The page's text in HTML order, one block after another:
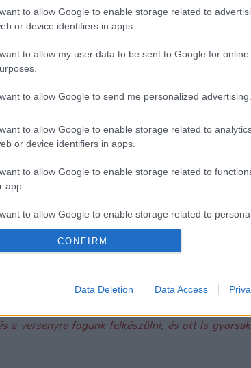
to allow Google to enable storage related to
or device identifiers in apps.
to allow my user data to be sent to Google for
to allow Google to send me personalized advertising.
to allow Google to enable storage related to
or device identifiers in apps.
to allow Google to enable storage related to
app.
to allow Google to enable storage related to
I want to allow Google to enable storage related to security,
functionality and fraud prevention, and
CONFIRM
Data Deletion Data Access
még kevés. A gyári csapatnak és a
Bastianini előttük.
alá is bemehetett volna, ha az utolsó kanyart
jól össze tudott rakni egy „időmérős kört”,
újonc Fabio Di Giannantonio szintén jól
zárva a tesztet. A vasárnap délutáni eső
ülni. Tegnap és ma egyaránt gyorsak voltunk.
végre a sebességre figyelhettünk. Az eső miatt
A két nap során a versenytempót is
és sokat fejlődtünk – igaz, már a
alatt. Bízom benne, hogy az első öt
képesek. Most egy új pályán fogunk
a versenyre fogunk felkészülni, és ott is